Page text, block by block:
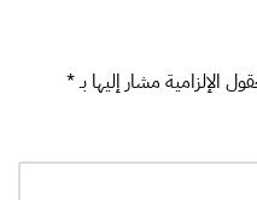
الإلزامية مشار إليها بـ*